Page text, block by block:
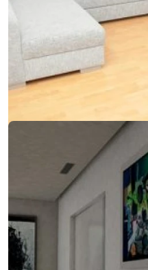
07. marca 2018
Keď sa do modernej
gauč